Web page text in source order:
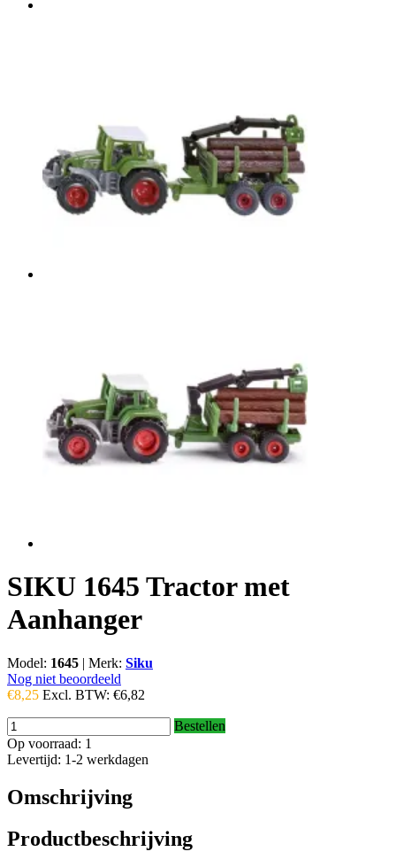
SIKU 1645 Tractor met
Aanhanger
Model: 1645 | Merk: Siku
Nog niet beoordeeld
€8,25 Excl. BTW: €6,82
Bestellen
Op voorraad: 1
Levertijd: 1-2 werkdagen
Omschrijving
Productbeschrijving